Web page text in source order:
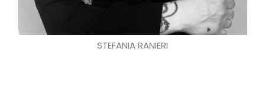
STEFANIA RANIERI